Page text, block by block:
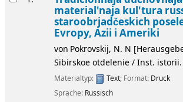
material'naja kul'tura
staroobrjadčeskich
Evropy, Azii i Ameriki
von Pokrovskij, N. N
Sibirskoe otdelenie / Inst. istorii.
Materialtyp: Text; Format: Druck
Sprache: Russisch